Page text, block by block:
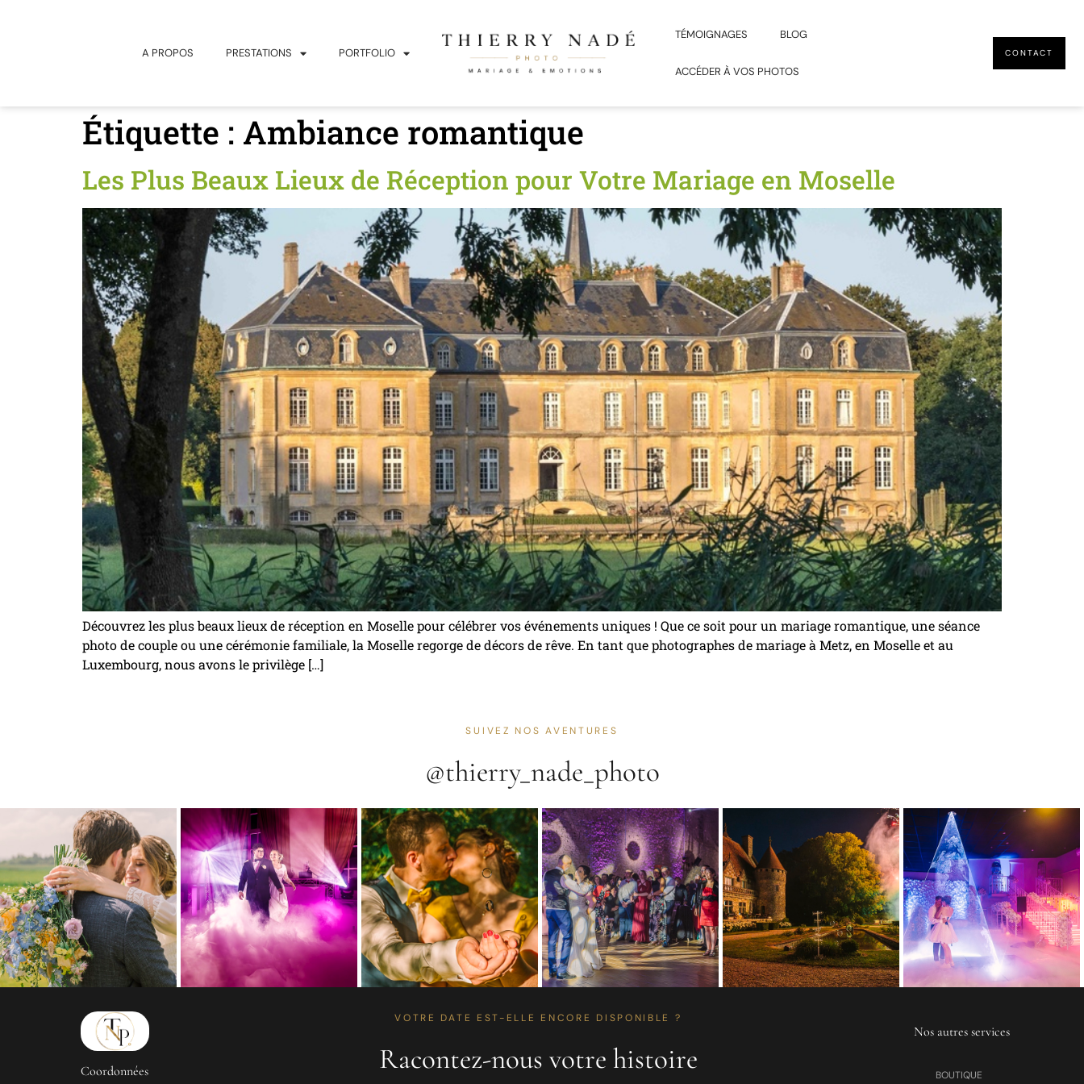
A PROPOS PRESTATIONS PORTFOLIO
TÉMOIGNAGES BLOG
ACCÉDER À VOS PHOTOS
CONTACT
Étiquette : Ambiance romantique
Les Plus Beaux Lieux de Réception pour Votre Mariage en Moselle
Découvrez les plus beaux lieux de réception en Moselle pour célébrer vos événements uniques ! Que ce soit pour un mariage romantique, une séance
photo de couple ou une cérémonie familiale, la Moselle regorge de décors de rêve. En tant que photographes de mariage à Metz, en Moselle et au
Luxembourg, nous avons le privilège […]
SUIVEZ NOS AVENTURES
@thierry_nade_photo
Coordonnées
VOTRE DATE EST-ELLE ENCORE DISPONIBLE ?
Racontez-nous votre histoire
Nos autres services
BOUTIQUE